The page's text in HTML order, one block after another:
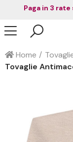
Paga in 3
Home
Tovaglie